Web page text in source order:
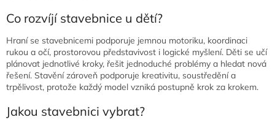
p
s
u
Co rozvíjí stavebnice u dětí?
Hraní se stavebnicemi podporuje jemnou motoriku, koordinaci
rukou a očí, prostorovou představivost i logické myšlení. Děti se učí
plánovat jednotlivé kroky, řešit jednoduché problémy a hledat nová
řešení. Stavění zároveň podporuje kreativitu, soustředění a
trpělivost, protože každý model vzniká postupně krok za krokem.
Jakou stavebnici vybrat?